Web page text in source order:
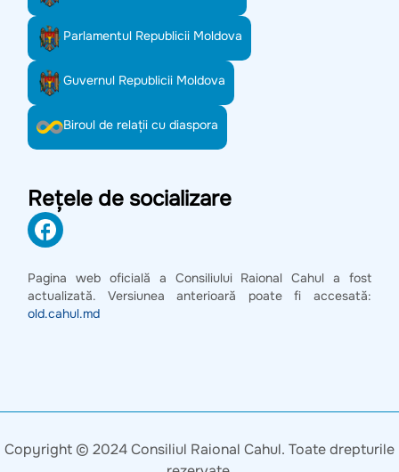
Parlamentul Republicii Moldova
Guvernul Republicii Moldova
Biroul de relații cu diaspora
Rețele de socializare
Pagina web oficială a Consiliului Raional Cahul a fost
actualizată. Versiunea anterioară poate fi accesată:
old.cahul.md
Copyright © 2024 Consiliul Raional Cahul. Toate drepturile